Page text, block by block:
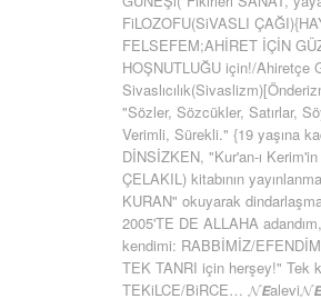
FiLOZOFU(SiVASLI
FELSEFEM;AHİRET İÇİN
HOŞNUTLUĞU için!/Ahiretçe
"Sözler, Sözcükler, Satırlar,
Verimli, Sürekli." {19 yaşına
DİNSİZKEN, "Kur'an-ı
ÇELAKIL) kitabının
KURAN" okuyarak
2005'TE DE ALLAHA
kendimi: RABBİMİZ/
TEK TANRI için herşey!" Tek
TEKiLCE/BiRCE…